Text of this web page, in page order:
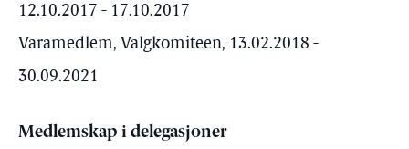
12.10.2017 - 17.10.2017
Varamedlem, Valgkomiteen, 13.02.2018 -
30.09.2021
Medlemskap i delegasjoner